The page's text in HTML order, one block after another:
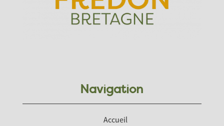
Navigation
Accueil